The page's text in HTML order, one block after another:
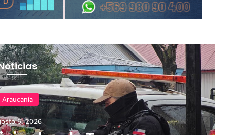
Araucanía
6, 2026